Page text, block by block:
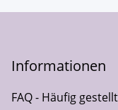
Informationen
FAQ - Häufig